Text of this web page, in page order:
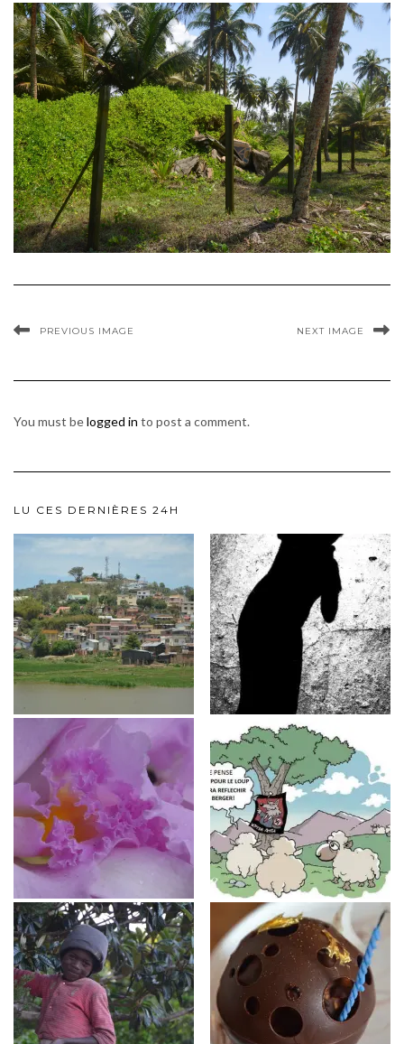
PREVIOUS IMAGE NEXT IMAGE
You must belogged in to post a comment.
LU CES DERNIÈRES 24H